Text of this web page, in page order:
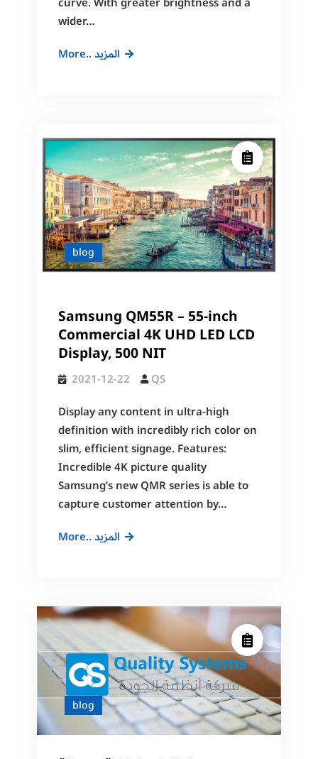
wider…
More.. المزيدVideo
blog
Samsung QM55R – 55-inch
Commercial 4K UHD LED LCD
Display, 500 NIT
2021-12-22
QS
Display any content in ultra-high
definition with incredibly rich color on
slim, efficient signage. Features:
Incredible 4K picture quality
Samsung’s new QMR series is able to
capture customer attention by…
More.. المزيدSamsung
inch
Commercial
4K
UHD
LED
LCD
Display,
500
blog